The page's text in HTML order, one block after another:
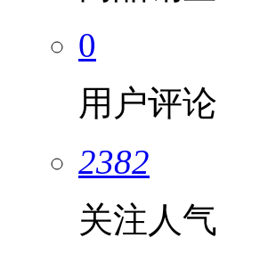
0
用户评论
2382
关注人气